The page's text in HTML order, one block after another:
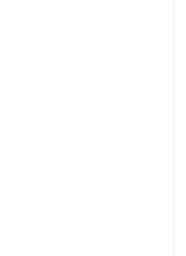
Las
Cumple
Aplicaciones